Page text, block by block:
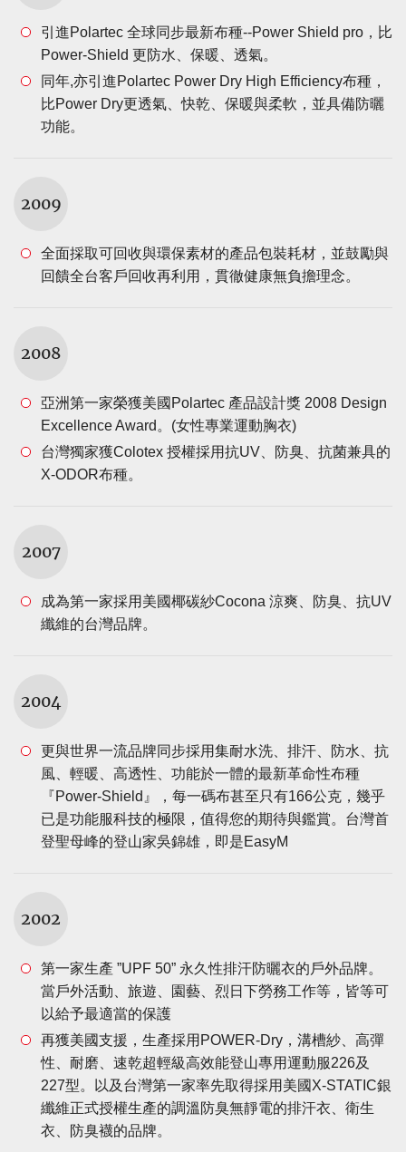
引進Polartec 全球同步最新布種--Power Shield pro，比
Power-Shield 更防水、保暖、透氣。
同年,亦引進Polartec Power Dry High Efficiency布種，
比Power Dry更透氣、快乾、保暖與柔軟，並具備防曬
功能。
2009
全面採取可回收與環保素材的產品包裝耗材，並鼓勵與
回饋全台客戶回收再利用，貫徹健康無負擔理念。
2008
亞洲第一家榮獲美國Polartec 產品設計獎 2008 Design
Excellence Award。(女性專業運動胸衣)
台灣獨家獲Colotex 授權採用抗UV、防臭、抗菌兼具的
X-ODOR布種。
2007
成為第一家採用美國椰碳紗Cocona 涼爽、防臭、抗UV
纖維的台灣品牌。
2004
更與世界一流品牌同步採用集耐水洗、排汗、防水、抗
風、輕暖、高透性、功能於一體的最新革命性布種
『Power-Shield』，每一碼布甚至只有166公克，幾乎
已是功能服科技的極限，值得您的期待與鑑賞。台灣首
登聖母峰的登山家吳錦雄，即是EasyM
2002
第一家生產 ”UPF 50” 永久性排汗防曬衣的戶外品牌。
當戶外活動、旅遊、園藝、烈日下勞務工作等，皆等可
以給予最適當的保護
再獲美國支援，生產採用POWER-Dry，溝槽紗、高彈
性、耐磨、速乾超輕級高效能登山專用運動服226及
227型。以及台灣第一家率先取得採用美國X-STATIC銀
纖維正式授權生產的調溫防臭無靜電的排汗衣、衛生
衣、防臭襪的品牌。